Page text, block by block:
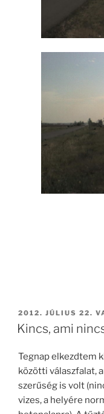
BEKÜLDVE:
2012. JÚLIUS 22.
Kincs, ami
Tegnap elkezdtem
közötti válaszfalat,
szerűség is volt
vizes, a helyére